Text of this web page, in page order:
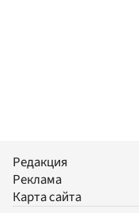
Редакция
Реклама
Карта сайта